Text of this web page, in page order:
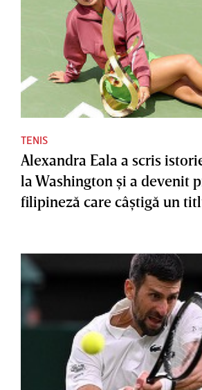
TENIS
Alexandra Eala a scris
la Washington şi a devenit
filipineză care câştigă un